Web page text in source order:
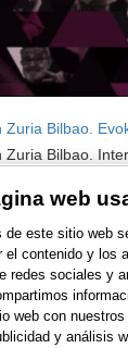
Zuria Bilbao.
Zuria Bilbao.
web
de este sitio web
el contenido y los
redes sociales y
web con
y análisis